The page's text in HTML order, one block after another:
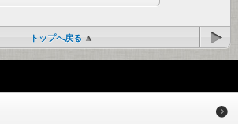
トップへ戻る